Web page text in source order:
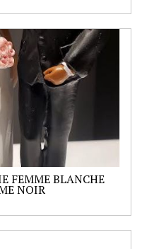
FEMME BLANCHE
NOIR